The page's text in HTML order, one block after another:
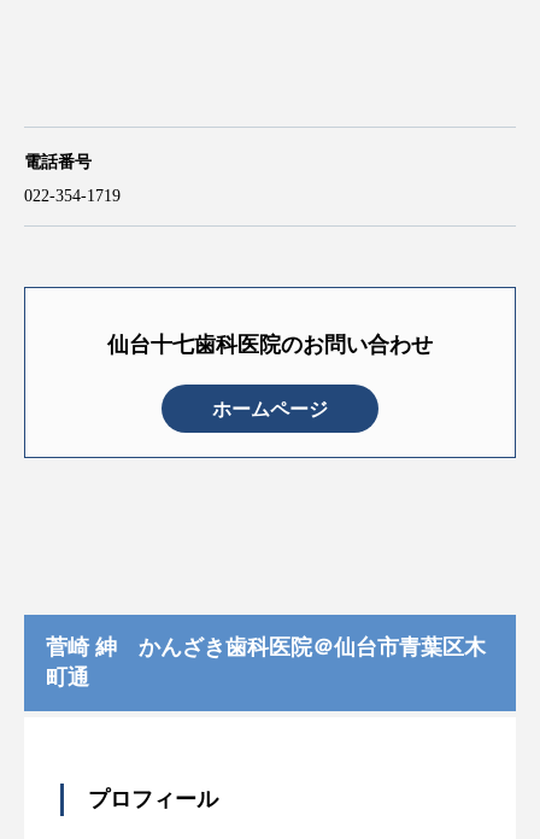
電話番号
022-354-1719
仙台十七歯科医院のお問い合わせ
ホームページ
菅崎 紳 かんざき歯科医院＠仙台市青葉区木
町通
プロフィール